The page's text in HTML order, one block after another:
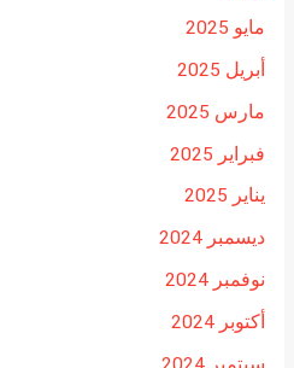
مايو 2025
أبريل 2025
مارس 2025
فبراير 2025
يناير 2025
ديسمبر 2024
نوفمبر 2024
أكتوبر 2024